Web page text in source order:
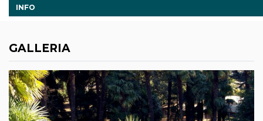
INFO
GALLERIA